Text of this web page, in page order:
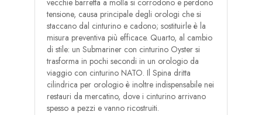
vecchie barretta a molla si corrodono e perdono
tensione, causa principale degli orologi che si
staccano dal cinturino e cadono; sostituirle è la
misura preventiva più efficace. Quarto, al cambio
di stile: un Submariner con cinturino Oyster si
trasforma in pochi secondi in un orologio da
viaggio con cinturino NATO. Il Spina dritta
cilindrica per orologio è inoltre indispensabile nei
restauri da mercatino, dove i cinturino arrivano
spesso a pezzi e vanno ricostruiti.